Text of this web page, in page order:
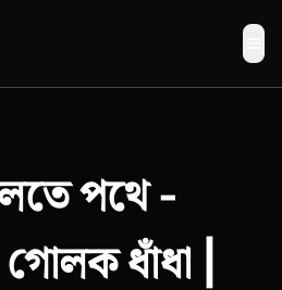
পথে -
ধাঁধা |